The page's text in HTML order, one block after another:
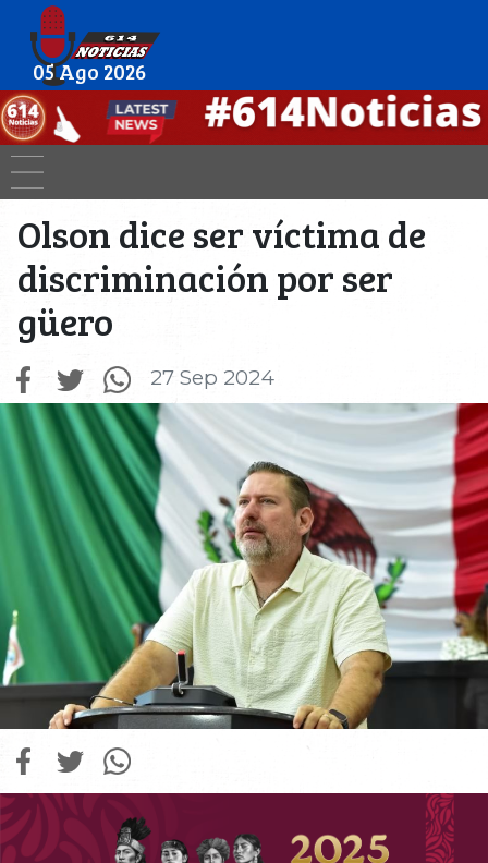
05 Ago 2026
Olson dice ser víctima de
discriminación por ser
güero
27 Sep 2024